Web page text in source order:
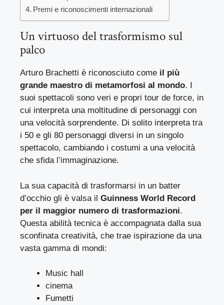
Premi e riconoscimenti internazionali
Un virtuoso del trasformismo sul
palco
Arturo Brachetti è riconosciuto come il più
grande maestro di metamorfosi al mondo. I
suoi spettacoli sono veri e propri tour de force, in
cui interpreta una moltitudine di personaggi con
una velocità sorprendente. Di solito interpreta tra
i 50 e gli 80 personaggi diversi in un singolo
spettacolo, cambiando i costumi a una velocità
che sfida l’immaginazione.
La sua capacità di trasformarsi in un batter
d’occhio gli è valsa il Guinness World Record
per il maggior numero di trasformazioni.
Questa abilità tecnica è accompagnata dalla sua
sconfinata creatività, che trae ispirazione da una
vasta gamma di mondi:
Music hall
cinema
Fumetti